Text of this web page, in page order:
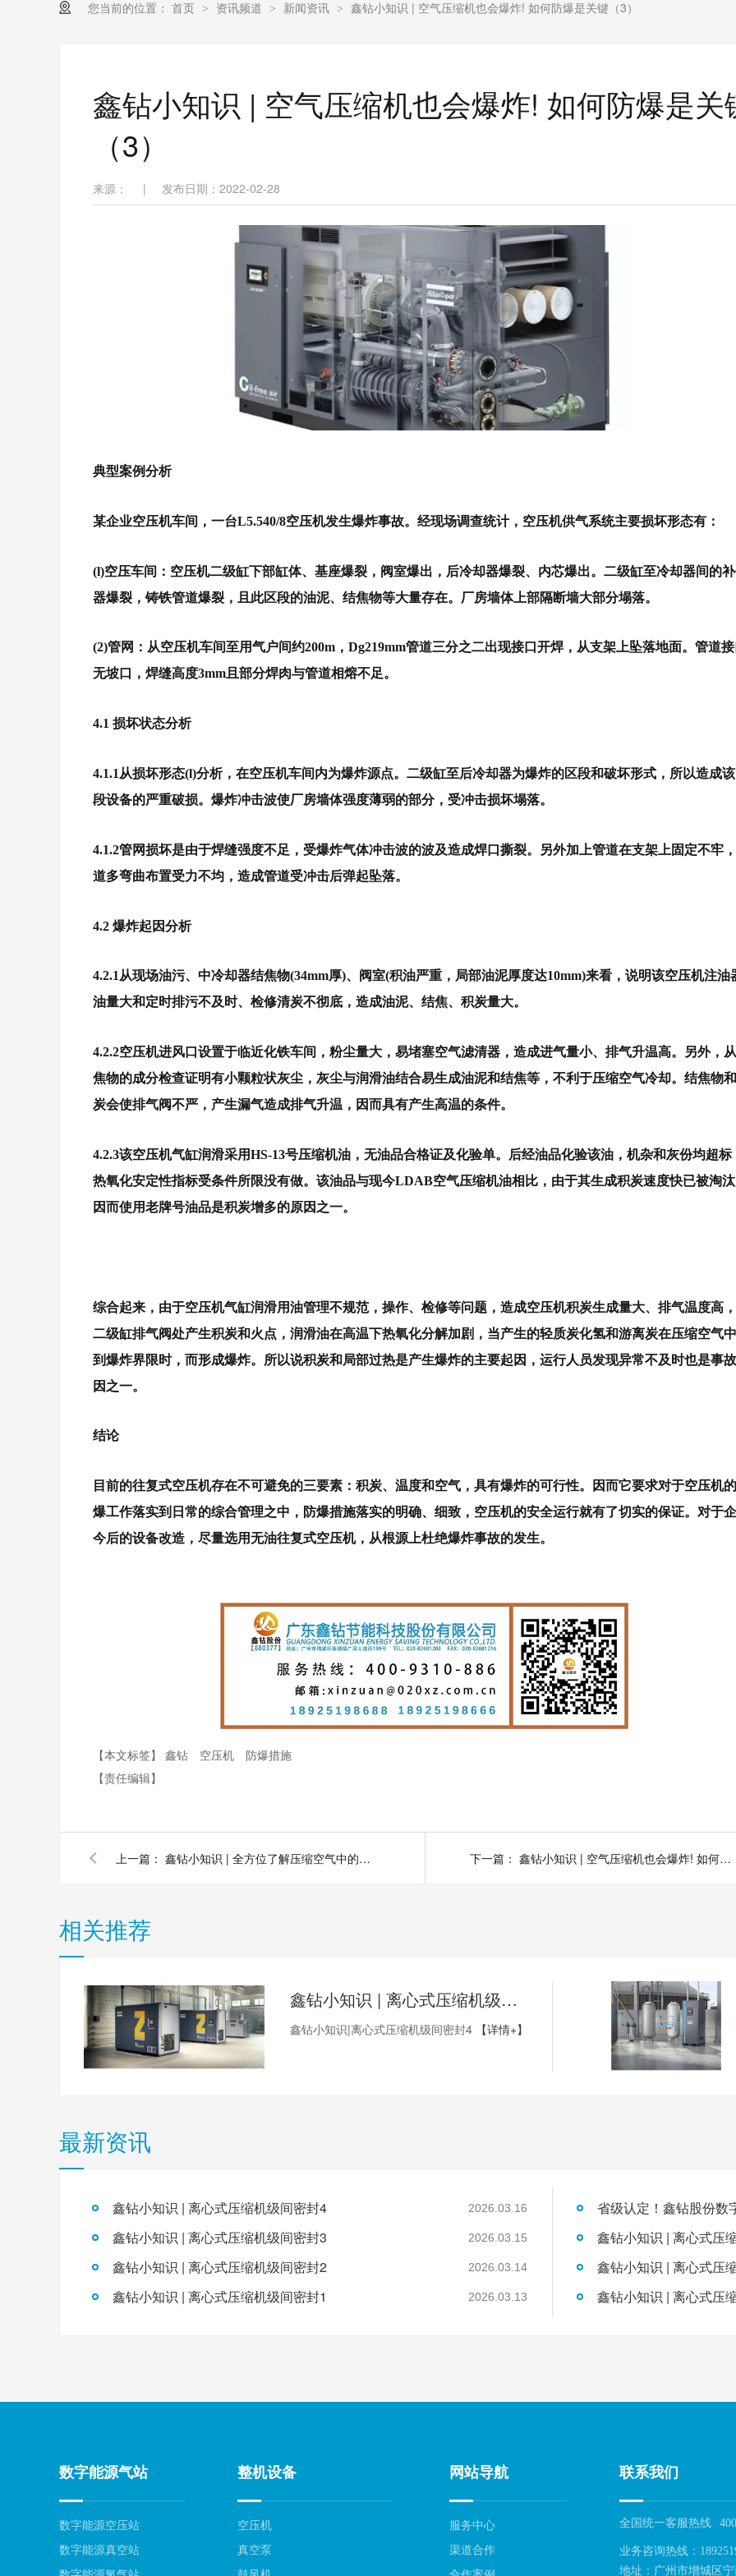
您当前的位置： 首页 > 资讯频道 > 新闻资讯 > 鑫钻小知识 | 空气压缩机也会爆炸! 如何防爆是关键（3）
鑫钻小知识 | 空气压缩机也会爆炸! 如何防爆是关
（3）
来源： | 发布日期：2022-02-28
典型案例分析
某企业空压机车间，一台L5.540/8空压机发生爆炸事故。 经现场调查统计，空压机供气系统主要损坏形态有：
(l)空压车间： 空压机二级缸下部缸体、基座爆裂，阀室爆出，后冷却器爆裂、内芯爆出。 二级缸至冷却器间的
器爆裂，铸铁管道爆裂，且此区段的油泥、结焦物等大量存在。 厂房墙体上部隔断墙大部分塌落。
(2)管网： 从空压机车间至用气户间约200m，Dg219mm管道三分之二出现接口开焊，从支架上坠落地面。 管道接
无坡口，焊缝高度3mm且部分焊肉与管道相熔不足。
4.1 损坏状态分析
4.1.1从损坏形态(l)分析，在空压机车间内为爆炸源点。 二级缸至后冷却器为爆炸的区段和破坏形式，所以造成
段设备的严重破损。 爆炸冲击波使厂房墙体强度薄弱的部分，受冲击损坏塌落。
4.1.2管网损坏是由于焊缝强度不足，受爆炸气体冲击波的波及造成焊口撕裂。
另外加上管道在支架上固定不牢
道多弯曲布置受力不均，造成管道受冲击后弹起坠落。
4.2 爆炸起因分析
4.2.1从现场油污、中冷却器结焦物(34mm厚)、阀室(积油严重，局部油泥厚度达10mm)来看，说明该空压机注油
油量大和定时排污不及时、检修清炭不彻底，造成油泥、结焦、积炭量大。
4.2.2空压机进风口设置于临近化铁车间，粉尘量大，易堵塞空气滤清器，造成进气量小、排气升温高。
另外，
焦物的成分检查证明有小颗粒状灰尘，灰尘与润滑油结合易生成油泥和结焦等，不利于压缩空气冷却。 结焦物
炭会使排气阀不严，产生漏气造成排气升温，因而具有产生高温的条件。
4.2.3该空压机气缸润滑采用HS-13号压缩机油，无油品合格证及化验单。
后经油品化验该油，机杂和灰份均超标
热氧化安定性指标受条件所限没有做。 该油品与现今LDAB空气压缩机油相比，由于其生成积炭速度快已被淘汰
因而使用老牌号油品是积炭增多的原因之一。
综合起来， 由于空压机气缸润滑用油管理不规范，操作、检修等问题，造成空压机积炭生成量大、排气温度高
二级缸排气阀处产生积炭和火点，润滑油在高温下热氧化分解加剧，当产生的轻质炭化氢和游离炭在压缩空气
到爆炸界限时，而形成爆炸。
所以说积炭和局部过热是产生爆炸的主要起因，运行人员发现异常不及时也是事
因之一。
结论
目前的往复式空压机存在不可避免的三要素： 积炭、温度和空气，具有爆炸的可行性。
因而它要求对于空压机
爆工作落实到日常的综合管理之中，防爆措施落实的明确、细致，空压机的安全运行就有了切实的保证。 对于
今后的设备改造，尽量选用无油往复式空压机，从根源上杜绝爆炸事故的发生。
【本文标签】 鑫钻 空压机
防爆措施
【责任编辑】
上一篇： 鑫钻小知识 | 全方位了解压缩空气中的露点（1） 下一篇： 鑫钻小知识 | 空气压缩机也会爆炸! 如何防爆是关键（2）
相关推荐
鑫钻小知识 | 离心式压缩机级间密封4
鑫钻小知识|离心式压缩机级间密封4 【详情+】
最新资讯
鑫钻小知识 | 离心式压缩机级间密封4 2026.03.16
鑫钻小知识 | 离心式压缩机级间密封3 2026.03.15
鑫钻小知识 | 离心式压缩机级间密封2 2026.03.14
鑫钻小知识 | 离心式压缩机级间密封1 2026.03.13
鑫钻小知识 | 离心式压
鑫钻小知识 | 离心式压
鑫钻小知识 | 离心式压
数字能源气站
数字能源空压站
数字能源真空站
整机设备
空压机
真空泵
网站导航
服务中心
渠道合作
联系我们
全国统一客服热线
业务咨询热线：
地址：广州市增城区